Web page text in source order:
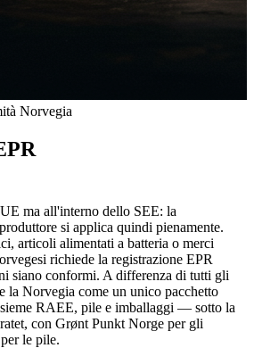
Norvegia
ma all'interno dello SEE: la
si applica quindi pienamente.
articoli alimentati a batteria o merci
richiede la registrazione EPR
siano conformi. A differenza di tutti gli
la Norvegia come un unico pacchetto
RAEE, pile e imballaggi — sotto la
con Grønt Punkt Norge per gli
le pile.